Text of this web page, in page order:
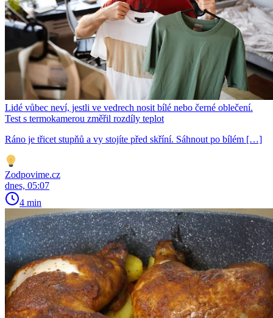
Lidé vůbec neví, jestli ve vedrech nosit bílé nebo černé oblečení.
Test s termokamerou změřil rozdíly teplot
Ráno je třicet stupňů a vy stojíte před skříní. Sáhnout po bílém […]
Zodpovime.cz
dnes, 05:07
4 min